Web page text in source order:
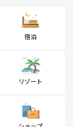
宿泊
リゾート